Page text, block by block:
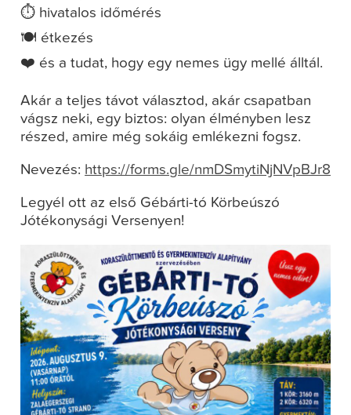
⏱️ hivatalos időmérés
🍽️ étkezés
❤️ és a tudat, hogy egy nemes ügy mellé álltál.
Akár a teljes távot választod, akár csapatban
vágsz neki, egy biztos: olyan élményben lesz
részed, amire még sokáig emlékezni fogsz.
Nevezés: https://forms.gle/nmDSmytiNjNVpBJr8
Legyél ott az első Gébárti-tó Körbeúszó
Jótékonysági Versenyen!